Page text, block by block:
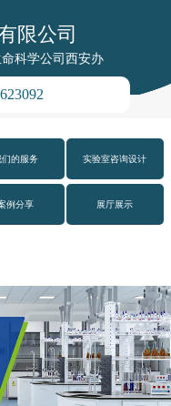
限公司
科学公司西安办
们的服务 实验室咨询设计
例分享 展厅展示